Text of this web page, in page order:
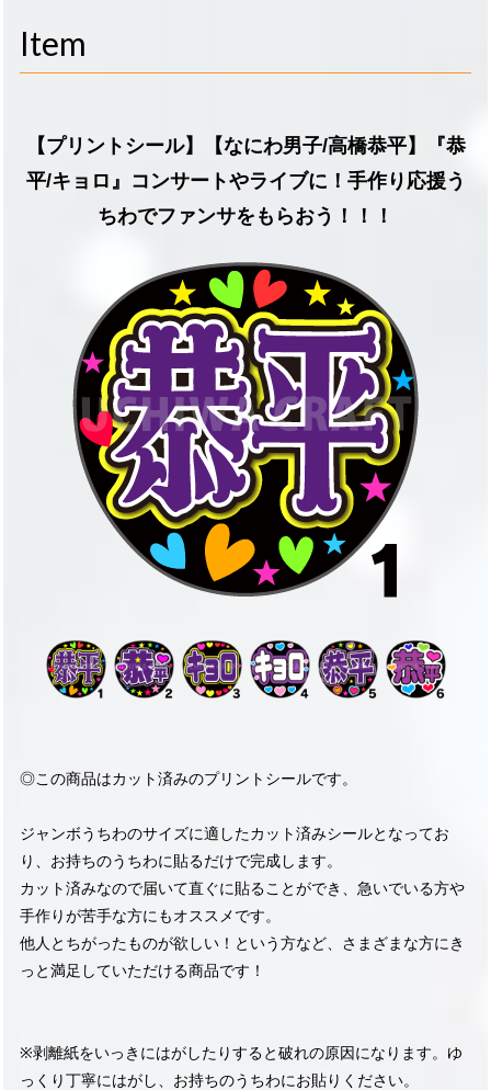
Item
【プリントシール】【なにわ男子/高橋恭平】『恭
平/キョロ』コンサートやライブに！手作り応援う
ちわでファンサをもらおう！！！
◎この商品はカット済みのプリントシールです。
ジャンボうちわのサイズに適したカット済みシールとなってお
り、お持ちのうちわに貼るだけで完成します。
カット済みなので届いて直ぐに貼ることができ、急いでいる方や
手作りが苦手な方にもオススメです。
他人とちがったものが欲しい！という方など、さまざまな方にき
っと満足していただける商品です！
※剥離紙をいっきにはがしたりすると破れの原因になります。ゆ
っくり丁寧にはがし、お持ちのうちわにお貼りください。